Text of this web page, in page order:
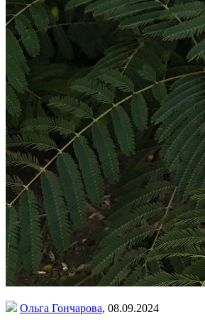
Ольга Гончарова, 08.09.2024